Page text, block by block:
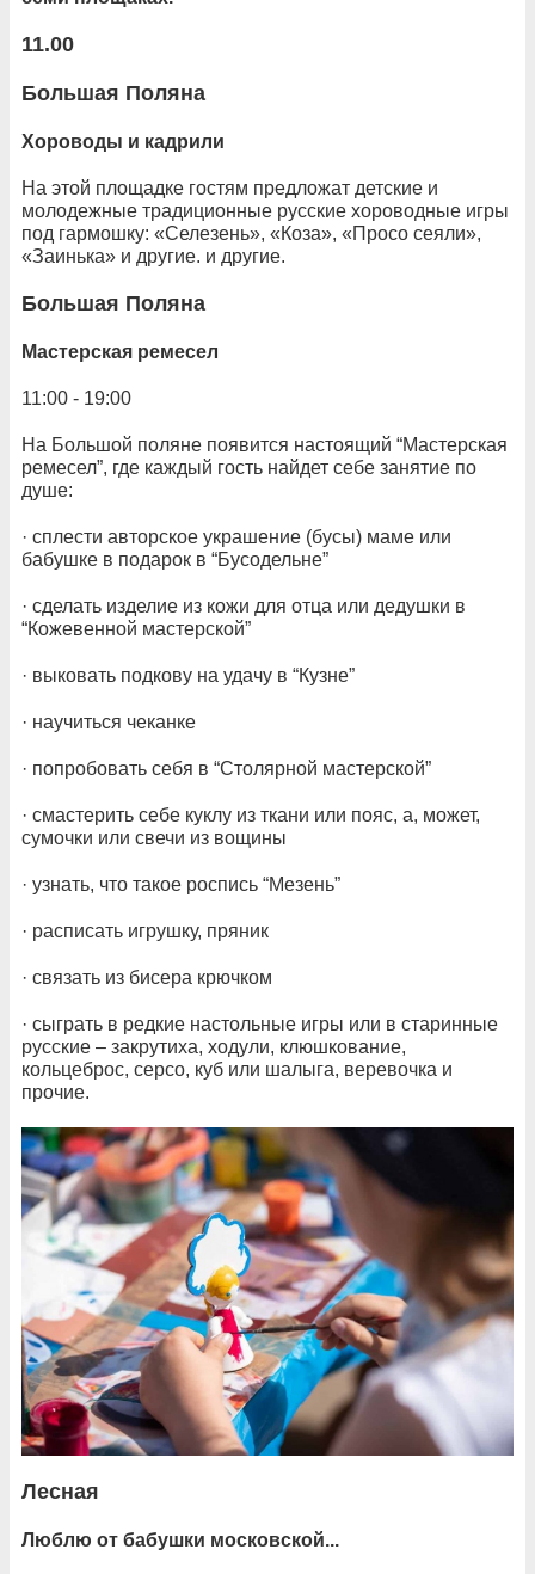
11.00
Большая Поляна
Хороводы и кадрили
На этой площадке гостям предложат детские и
молодежные традиционные русские хороводные игры
под гармошку: «Селезень», «Коза», «Просо сеяли»,
«Заинька» и другие. и другие.
Большая Поляна
Мастерская ремесел
11:00 - 19:00
На Большой поляне появится настоящий “Мастерская
ремесел”, где каждый гость найдет себе занятие по
душе:
· сплести авторское украшение (бусы) маме или
бабушке в подарок в “Бусодельне”
· сделать изделие из кожи для отца или дедушки в
“Кожевенной мастерской”
· выковать подкову на удачу в “Кузне”
· научиться чеканке
· попробовать себя в “Столярной мастерской”
· смастерить себе куклу из ткани или пояс, а, может,
сумочки или свечи из вощины
· узнать, что такое роспись “Мезень”
· расписать игрушку, пряник
· связать из бисера крючком
· сыграть в редкие настольные игры или в старинные
русские – закрутиха, ходули, клюшкование,
кольцеброс, серсо, куб или шалыга, веревочка и
прочие.
Лесная
Люблю от бабушки московской...